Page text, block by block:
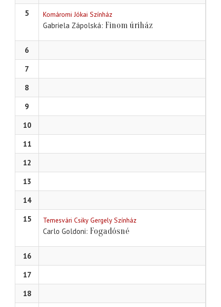
5
Komáromi Jókai Színház
Gabriela Zápolská Finom úriház
6
7
8
9
10
11
12
13
14
15
Temesvári Csiky Gergely Színház
Carlo Goldoni Fogadósné
16
17
18